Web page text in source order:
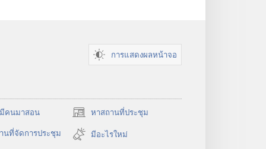
การแสดงผลหน้าจอ
คน​มา​สอน หาสถานที่ประชุม
(เปิด
หน้าต่าง
ใหม่)
นที่จัดการประชุม
มีอะไรใหม่